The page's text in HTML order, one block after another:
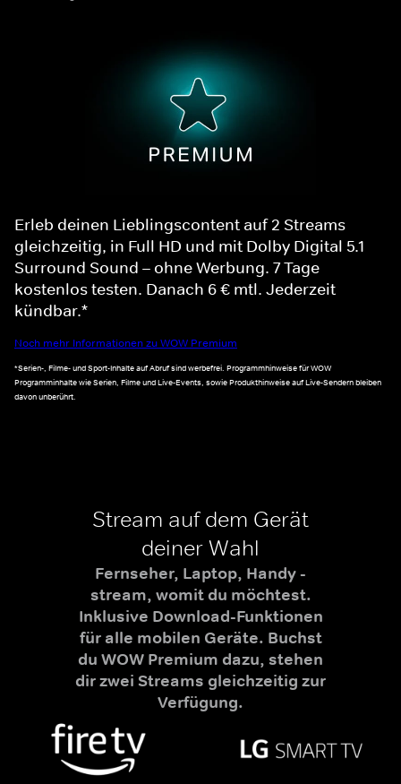
Erleb deinen Lieblingscontent auf 2 Streams
gleichzeitig, in Full HD und mit Dolby Digital 5.1
Surround Sound – ohne Werbung. 7 Tage
kostenlos testen. Danach 6 € mtl. Jederzeit
kündbar.*
Noch mehr Informationen zu WOW Premium
*Serien-, Filme- und Sport-Inhalte auf Abruf sind werbefrei. Programmhinweise für WOW
Programminhalte wie Serien, Filme und Live-Events, sowie Produkthinweise auf Live-Sendern bleiben
davon unberührt.
Stream auf dem Gerät
deiner Wahl
Fernseher, Laptop, Handy -
stream, womit du möchtest.
Inklusive Download-Funktionen
für alle mobilen Geräte. Buchst
du WOW Premium dazu, stehen
dir zwei Streams gleichzeitig zur
Verfügung.